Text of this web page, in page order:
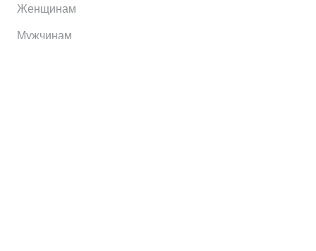
Женщинам
Мужчинам